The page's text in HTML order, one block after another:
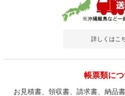
詳しくはこ
帳票類に
お見積書、領収書、請求書、納品